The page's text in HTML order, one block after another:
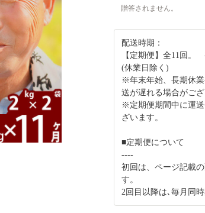
贈答されません。
配送時期：
【定期便】全11回。
(休業日除く)
※年末年始、長期休
送が遅れる場合がござ
※定期便期間中に運
ざいます。
■定期便について
----
初回は、ページ記載
す。
2回目以降は､毎月同